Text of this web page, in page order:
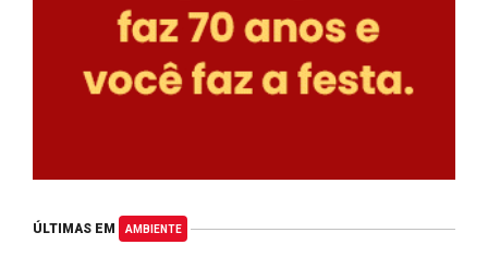
ÚLTIMAS EM AMBIENTE